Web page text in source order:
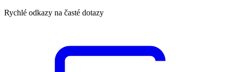
Rychlé odkazy na časté dotazy